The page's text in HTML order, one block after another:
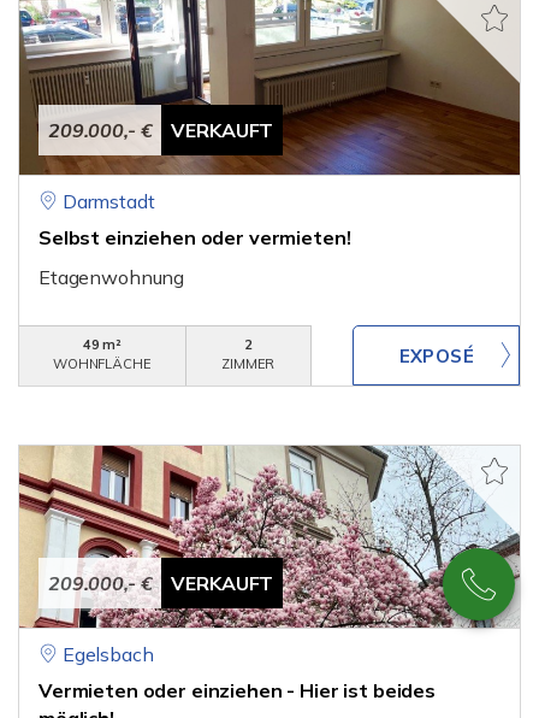
209.000,- € VERKAUFT
Darmstadt
Selbst einziehen oder vermieten!
Etagenwohnung
49 m²
WOHNFLÄCHE
2
ZIMMER
209.000,- € VERKAUFT
Egelsbach
Vermieten oder einziehen - Hier ist beides